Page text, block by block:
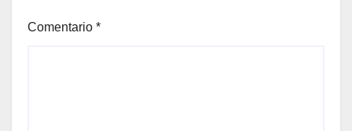
Comentario *